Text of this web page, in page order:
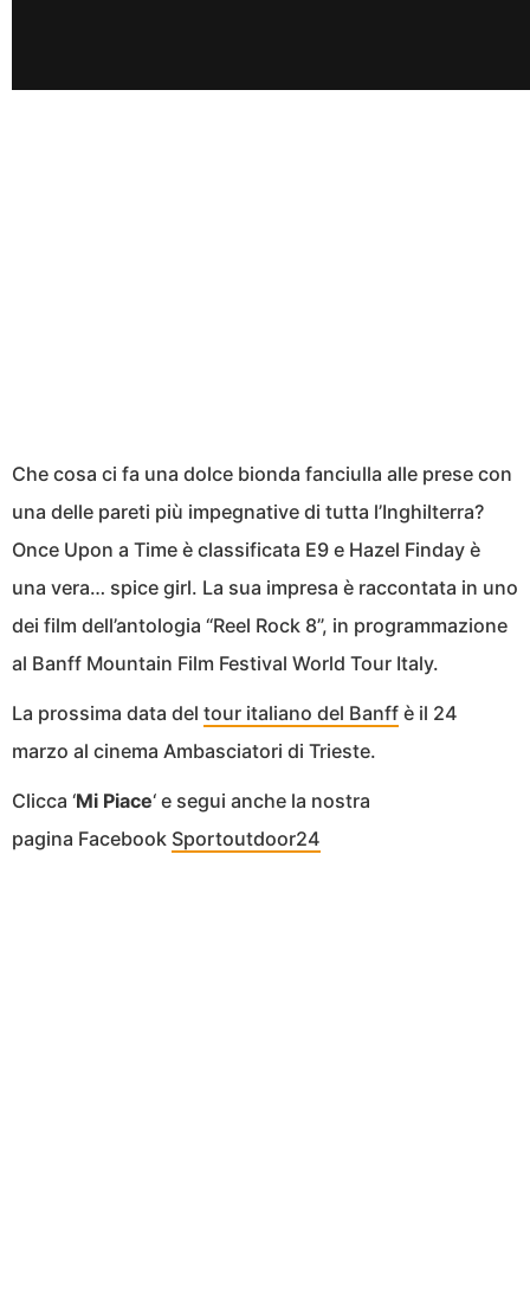
Che cosa ci fa una dolce bionda fanciulla alle prese con
una delle pareti più impegnative di tutta l’Inghilterra?
Once Upon a Time è classificata E9 e Hazel Finday è
una vera… spice girl. La sua impresa è raccontata in uno
dei film dell’antologia “Reel Rock 8”, in programmazione
al Banff Mountain Film Festival World Tour Italy.
La prossima data del tour italiano del Banff è il 24
marzo al cinema Ambasciatori di Trieste.
Clicca ‘Mi Piace‘ e segui anche la nostra
pagina Facebook Sportoutdoor24